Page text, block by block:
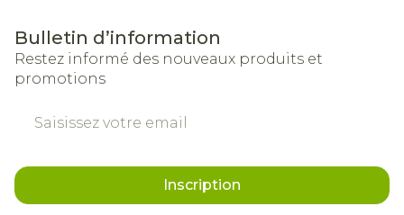
Bulletin d’information
Restez informé des nouveaux produits et
promotions
Inscription